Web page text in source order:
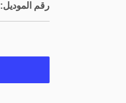
رقم الموديل: